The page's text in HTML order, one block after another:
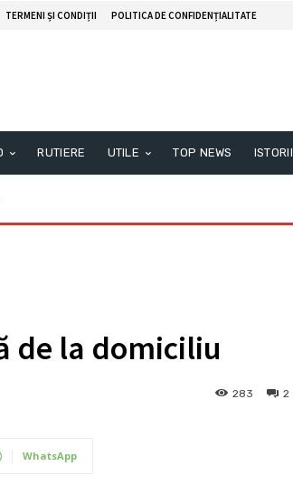
TERMENI ȘI CONDIȚII POLITICA DE CONFIDENȚIALITATE
RUTIERE UTILE TOP NEWS ISTORII
de la domiciliu
2
283
WhatsApp